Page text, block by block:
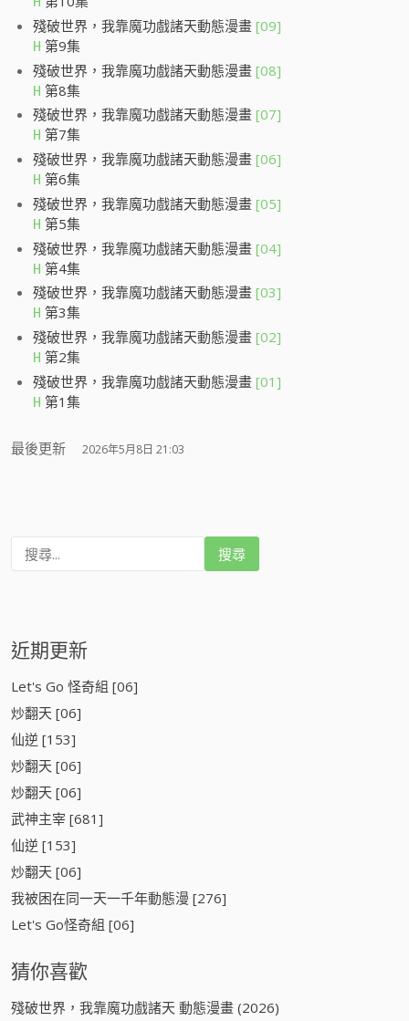
殘破世界，我靠魔功戲諸天動態漫畫 [09]
H 第9集
殘破世界，我靠魔功戲諸天動態漫畫 [08]
H 第8集
殘破世界，我靠魔功戲諸天動態漫畫 [07]
H 第7集
殘破世界，我靠魔功戲諸天動態漫畫 [06]
H 第6集
殘破世界，我靠魔功戲諸天動態漫畫 [05]
H 第5集
殘破世界，我靠魔功戲諸天動態漫畫 [04]
H 第4集
殘破世界，我靠魔功戲諸天動態漫畫 [03]
H 第3集
殘破世界，我靠魔功戲諸天動態漫畫 [02]
H 第2集
殘破世界，我靠魔功戲諸天動態漫畫 [01]
H 第1集
最後更新 2026年5月8日 21:03
近期更新
Let's Go 怪奇組 [06]
炒翻天 [06]
仙逆 [153]
炒翻天 [06]
炒翻天 [06]
武神主宰 [681]
仙逆 [153]
炒翻天 [06]
我被困在同一天一千年動態漫 [276]
Let's Go怪奇組 [06]
猜你喜歡
殘破世界，我靠魔功戲諸天 動態漫畫 (2026)